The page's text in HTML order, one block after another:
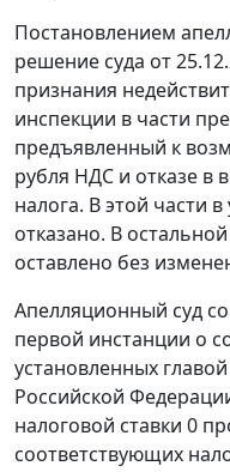
Постановлением
решение суда от
признания
инспекции в части
предъявленный к
рубля НДС и отказе в
налога. В этой части
отказано. В
оставлено без
Апелляционный суд
первой инстанции о
установленных главой
Российской
налоговой ставки 0
соответствующих